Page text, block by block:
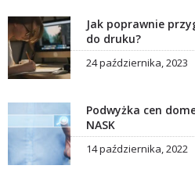
Jak poprawnie
do druku?
24 października, 2023
Podwyżka cen
NASK
14 października, 2022